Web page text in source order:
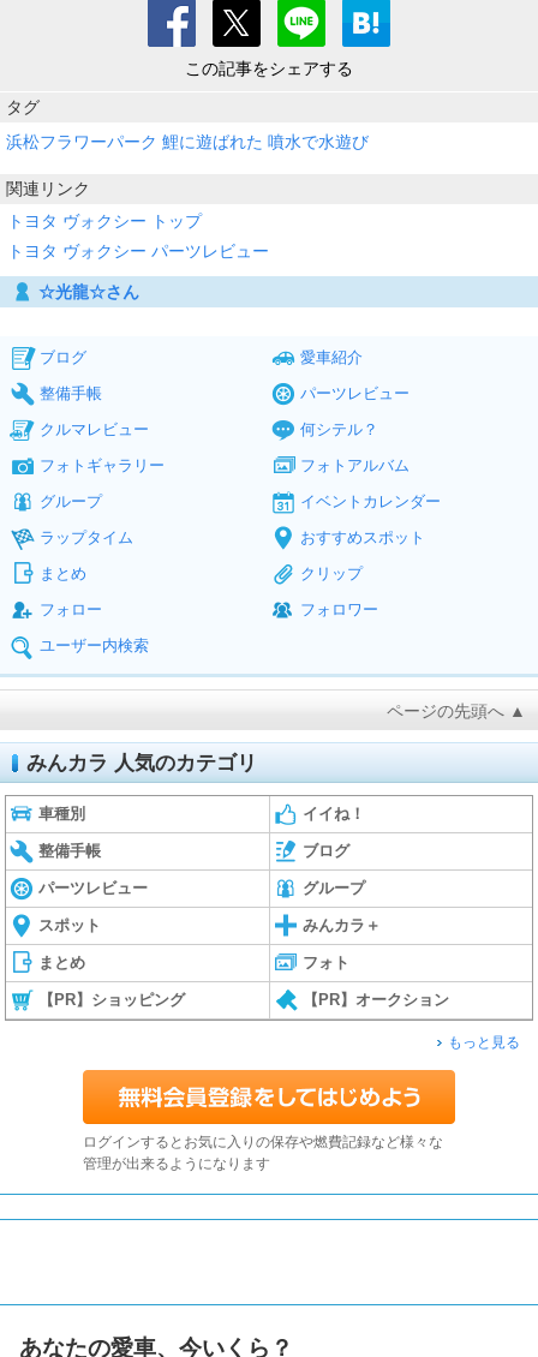
この記事をシェアする
タグ
浜松フラワーパーク 鯉に遊ばれた 噴水で水遊び
関連リンク
トヨタ ヴォクシー トップ
トヨタ ヴォクシー パーツレビュー
☆光龍☆さん
ブログ
愛車紹介
整備手帳
パーツレビュー
クルマレビュー
何シテル？
フォトギャラリー
フォトアルバム
グループ
イベントカレンダー
ラップタイム
おすすめスポット
まとめ
クリップ
フォロー
フォロワー
ユーザー内検索
ページの先頭へ ▲
みんカラ 人気のカテゴリ
車種別 イイね！
整備手帳 ブログ
パーツレビュー グループ
スポット みんカラ＋
まとめ フォト
【PR】ショッピング 【PR】オークション
もっと見る
ログインするとお気に入りの保存や燃費記録など様々な
管理が出来るようになります
あなたの愛車、今いくら？